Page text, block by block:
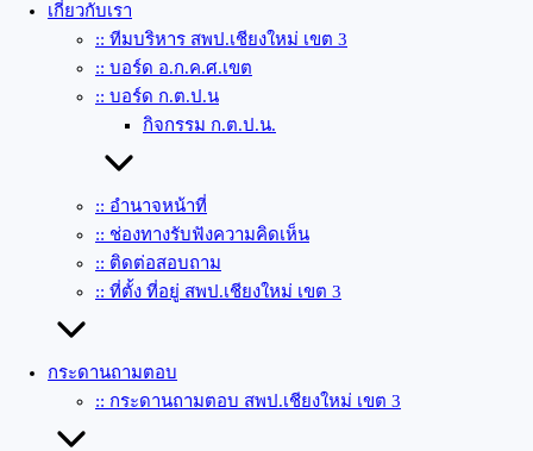
เกี่ยวกับเรา
:: ทีมบริหาร สพป.เชียงใหม่ เขต 3
:: บอร์ด อ.ก.ค.ศ.เขต
:: บอร์ด ก.ต.ป.น
กิจกรรม ก.ต.ป.น.
:: อำนาจหน้าที่
:: ช่องทางรับฟังความคิดเห็น
:: ติดต่อสอบถาม
:: ที่ตั้ง ที่อยู่ สพป.เชียงใหม่ เขต 3
กระดานถามตอบ
:: กระดานถามตอบ สพป.เชียงใหม่ เขต 3